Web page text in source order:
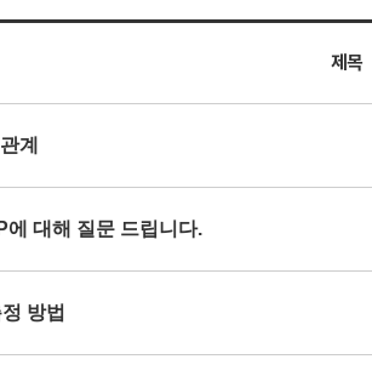
제목
계
대해 질문 드립니다.
방법